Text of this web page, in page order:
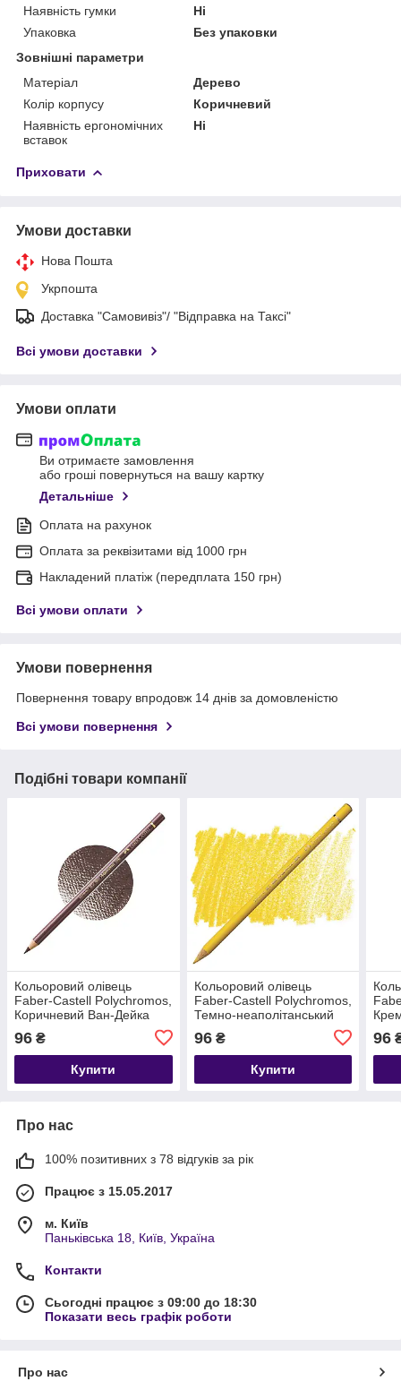
Наявність гумки
Ні
Упаковка
Без упаковки
Зовнішні параметри
Матеріал
Дерево
Колір корпусу
Коричневий
Наявність ергономічних
вставок
Ні
Приховати
Умови доставки
Нова Пошта
Укрпошта
Доставка "Самовивіз"/ "Відправка на Таксі"
Всі умови доставки
Умови оплати
Ви отримаєте замовлення
або гроші повернуться на вашу картку
Детальніше
Оплата на рахунок
Оплата за реквізитами від 1000 грн
Накладений платіж (передплата 150 грн)
Всі умови оплати
Умови повернення
Повернення товару впродовж 14 днів за домовленістю
Всі умови повернення
Подібні товари компанії
Кольоровий олівець
Faber-Castell Polychromos,
Коричневий Ван-Дейка
96 ₴
Купити
Кольоровий олівець
Faber-Castell Polychromos,
Темно-неаполітанський
жовтий №184 (Dark Naples
Ochre)
96₴
Купити
96
Про нас
100% позитивних з 78 відгуків за рік
Працює з 15.05.2017
м. Київ
Паньківська 18, Київ, Україна
Контакти
Сьогодні працює з 09:00 до 18:30
Показати весь графік роботи
Про нас